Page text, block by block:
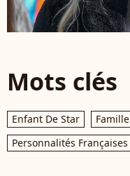
Mots clés
Enfant De Star Famille
Personnalités Françaises